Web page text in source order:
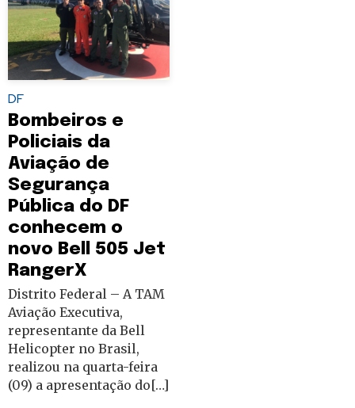
DF
Bombeiros e
Policiais da
Aviação de
Segurança
Pública do DF
conhecem o
novo Bell 505 Jet
RangerX
Distrito Federal – A TAM
Aviação Executiva,
representante da Bell
Helicopter no Brasil,
realizou na quarta-feira
(09) a apresentação do[…]